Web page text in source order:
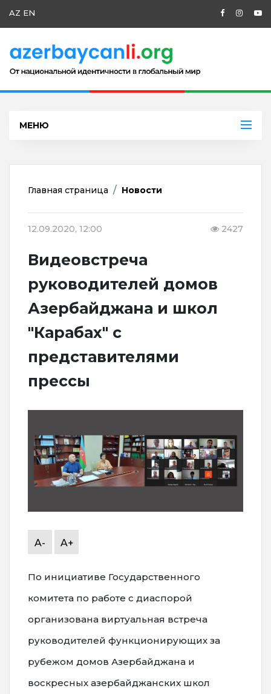
AZ EN
МЕНЮ
Главная страница Новости
12.09.2020, 12:00 2427
Видеовстреча
руководителей домов
Азербайджана и школ
"Карабах" с
представителями
прессы
A- A+
По инициативе Государственного
комитета по работе с диаспорой
организована виртуальная встреча
руководителей функционирующих за
рубежом домов Азербайджана и
воскресных азербайджанских школ